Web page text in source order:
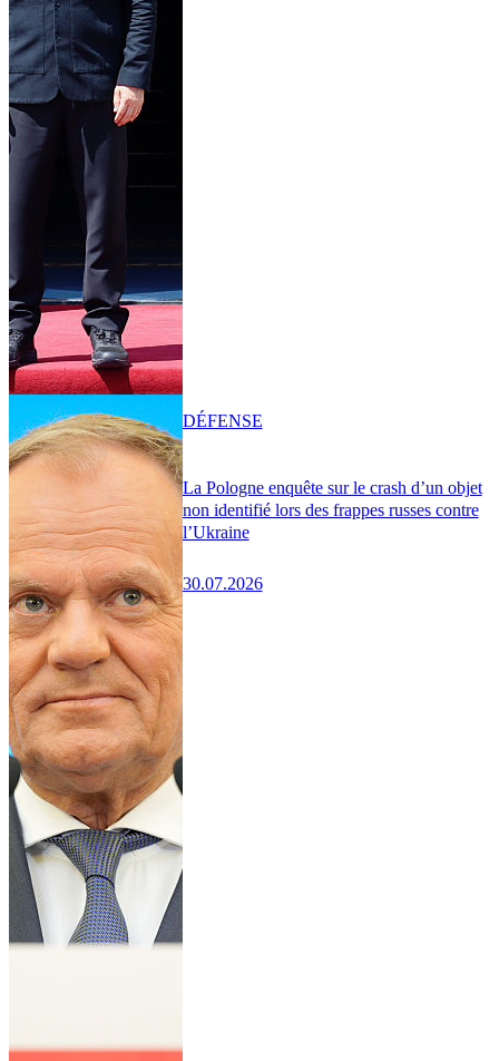
La Pologne enquête sur le crash d’un objet
non identifié lors des frappes russes contre
l’Ukraine
30.07.2026
DÉFENSE